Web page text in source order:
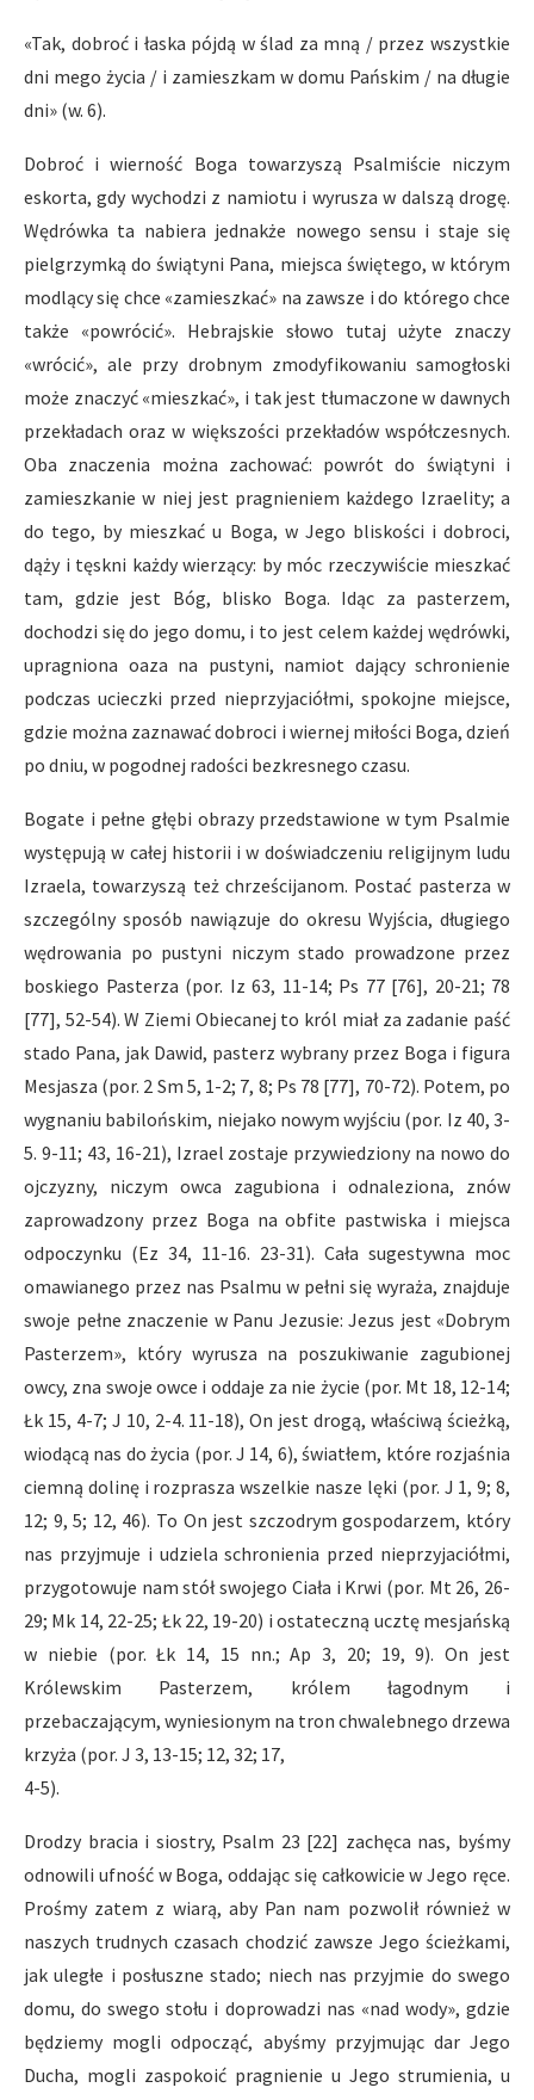
«Tak, dobroć i łaska pójdą w ślad za mną / przez wszystkie
dni mego życia / i zamieszkam w domu Pańskim / na długie
dni» (w. 6).
Dobroć i wierność Boga towarzyszą Psalmiście niczym
eskorta, gdy wychodzi z namiotu i wyrusza w dalszą drogę.
Wędrówka ta nabiera jednakże nowego sensu i staje się
pielgrzymką do świątyni Pana, miejsca świętego, w którym
modlący się chce «zamieszkać» na zawsze i do którego chce
także «powrócić». Hebrajskie słowo tutaj użyte znaczy
«wrócić», ale przy drobnym zmodyfikowaniu samogłoski
może znaczyć «mieszkać», i tak jest tłumaczone w dawnych
przekładach oraz w większości przekładów współczesnych.
Oba znaczenia można zachować: powrót do świątyni i
zamieszkanie w niej jest pragnieniem każdego Izraelity; a
do tego, by mieszkać u Boga, w Jego bliskości i dobroci,
dąży i tęskni każdy wierzący: by móc rzeczywiście mieszkać
tam, gdzie jest Bóg, blisko Boga. Idąc za pasterzem,
dochodzi się do jego domu, i to jest celem każdej wędrówki,
upragniona oaza na pustyni, namiot dający schronienie
podczas ucieczki przed nieprzyjaciółmi, spokojne miejsce,
gdzie można zaznawać dobroci i wiernej miłości Boga, dzień
po dniu, w pogodnej radości bezkresnego czasu.
Bogate i pełne głębi obrazy przedstawione w tym Psalmie
występują w całej historii i w doświadczeniu religijnym ludu
Izraela, towarzyszą też chrześcijanom. Postać pasterza w
szczególny sposób nawiązuje do okresu Wyjścia, długiego
wędrowania po pustyni niczym stado prowadzone przez
boskiego Pasterza (por. Iz 63, 11-14; Ps 77 [76], 20-21; 78
[77], 52-54). W Ziemi Obiecanej to król miał za zadanie paść
stado Pana, jak Dawid, pasterz wybrany przez Boga i figura
Mesjasza (por. 2 Sm 5, 1-2; 7, 8; Ps 78 [77], 70-72). Potem, po
wygnaniu babilońskim, niejako nowym wyjściu (por. Iz 40, 3-
5. 9-11; 43, 16-21), Izrael zostaje przywiedziony na nowo do
ojczyzny, niczym owca zagubiona i odnaleziona, znów
zaprowadzony przez Boga na obfite pastwiska i miejsca
odpoczynku (Ez 34, 11-16. 23-31). Cała sugestywna moc
omawianego przez nas Psalmu w pełni się wyraża, znajduje
swoje pełne znaczenie w Panu Jezusie: Jezus jest «Dobrym
Pasterzem», który wyrusza na poszukiwanie zagubionej
owcy, zna swoje owce i oddaje za nie życie (por. Mt 18, 12-14;
Łk 15, 4-7; J 10, 2-4. 11-18), On jest drogą, właściwą ścieżką,
wiodącą nas do życia (por. J 14, 6), światłem, które rozjaśnia
ciemną dolinę i rozprasza wszelkie nasze lęki (por. J 1, 9; 8,
12; 9, 5; 12, 46). To On jest szczodrym gospodarzem, który
nas przyjmuje i udziela schronienia przed nieprzyjaciółmi,
przygotowuje nam stół swojego Ciała i Krwi (por. Mt 26, 26-
29; Mk 14, 22-25; Łk 22, 19-20) i ostateczną ucztę mesjańską
w niebie (por. Łk 14, 15 nn.; Ap 3, 20; 19, 9). On jest
Królewskim Pasterzem, królem łagodnym i
przebaczającym, wyniesionym na tron chwalebnego drzewa
krzyża (por. J 3, 13-15; 12, 32; 17,
4-5).
Drodzy bracia i siostry, Psalm 23 [22] zachęca nas, byśmy
odnowili ufność w Boga, oddając się całkowicie w Jego ręce.
Prośmy zatem z wiarą, aby Pan nam pozwolił również w
naszych trudnych czasach chodzić zawsze Jego ścieżkami,
jak uległe i posłuszne stado; niech nas przyjmie do swego
domu, do swego stołu i doprowadzi nas «nad wody», gdzie
będziemy mogli odpocząć, abyśmy przyjmując dar Jego
Ducha, mogli zaspokoić pragnienie u Jego strumienia, u